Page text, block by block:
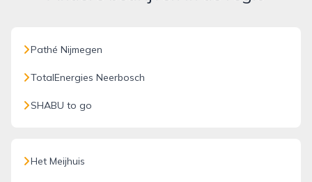
Pathé Nijmegen
TotalEnergies Neerbosch
SHABU to go
Het Meijhuis